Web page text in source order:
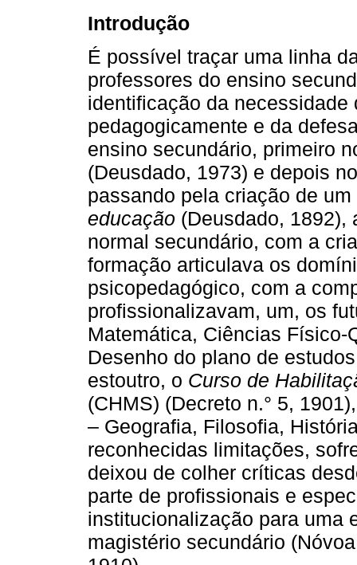
Introdução
É possível traçar uma linha
professores do ensino
identificação da
pedagogicamente e da
ensino secundário, primeiro
(Deusdado, 1973) e depois
passando pela criação de
educação (Deusdado, 1892),
normal secundário, com a
formação articulava os
psicopedagógico, com a
profissionalizavam, um, os
Matemática, Ciências
Desenho do plano de
estoutro, o Curso de
(CHMS) (Decreto n.° 5,
– Geografia, Filosofia,
reconhecidas limitações,
deixou de colher críticas
parte de profissionais e
institucionalização para uma
magistério secundário